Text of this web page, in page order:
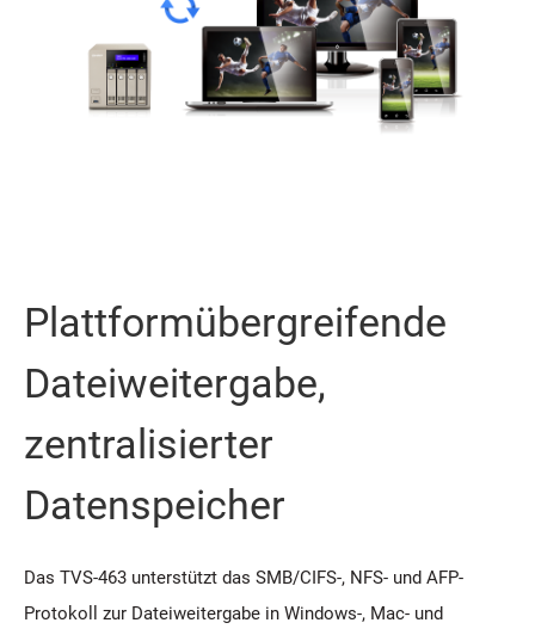
Plattformübergreifende
Dateiweitergabe,
zentralisierter
Datenspeicher
Das TVS-463 unterstützt das SMB/CIFS-, NFS- und AFP-
Protokoll zur Dateiweitergabe in Windows-, Mac- und